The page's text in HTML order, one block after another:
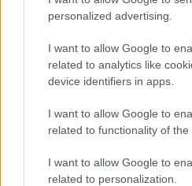
personalized advertising.
I want to allow Google to
related to analytics like
device identifiers in apps.
I want to allow Google to
related to functionality of the
I want to allow Google to
related to personalization.
F
ce
b
o
o
k
T
w
it
te
r
Pi
n
te
re
st
W
h
at
s
A
p
p
Articolo
Prossimo